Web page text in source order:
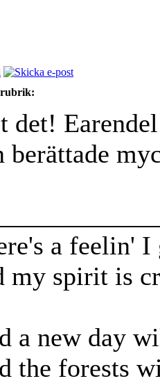
det!
berättade
a feelin'
my spirit is
a new day
the forests